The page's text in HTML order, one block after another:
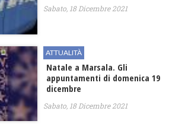
Sabato, 18 Dicembre 2021
ATTUALITÀ
Natale a Marsala. Gli
appuntamenti di domenica 19
dicembre
Sabato, 18 Dicembre 2021